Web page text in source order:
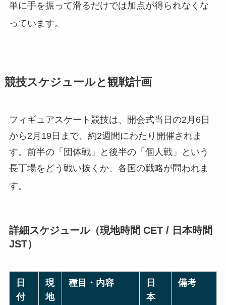
単に手を振って滑るだけでは加点が得られなくな
っています。
競技スケジュールと観戦計画
フィギュアスケート競技は、開会式当日の2月6日
から2月19日まで、約2週間にわたり開催されま
す。前半の「団体戦」と後半の「個人戦」という
長丁場をどう戦い抜くか、各国の戦略が問われま
す。
詳細スケジュール（現地時間 CET / 日本時間
JST）
日
付
現
地
種目・内容
日
本
備考